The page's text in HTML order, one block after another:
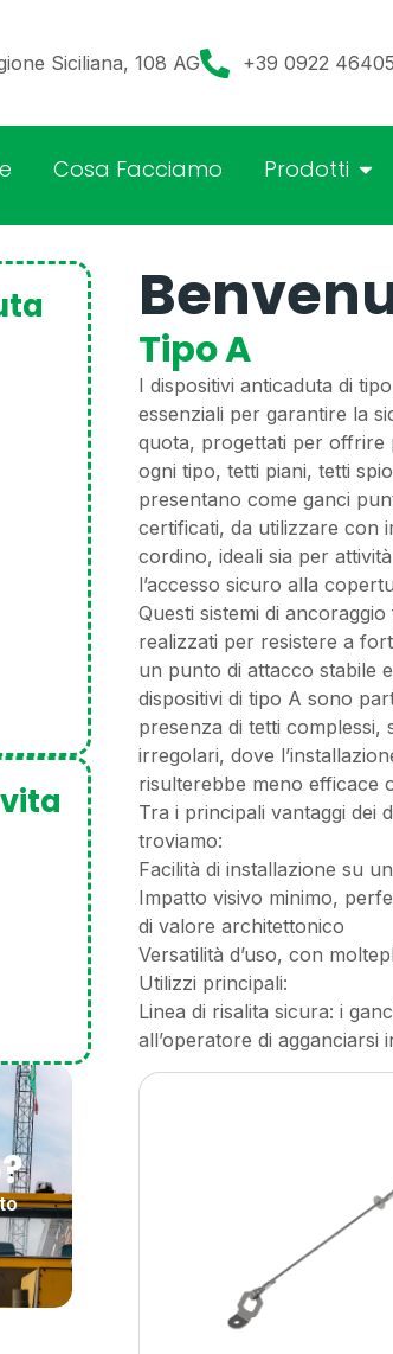
Siciliana, 108 AG +39 0922
Cosa Facciamo Prodotti
Tipo A
I dispositivi anticaduta di
essenziali per garantire la
quota, progettati per
ogni tipo, tetti piani, tetti
presentano come ganci
certificati, da utilizzare con
cordino, ideali sia per
l’accesso sicuro alla
Questi sistemi di
realizzati per resistere a
un punto di attacco stabile
dispositivi di tipo A sono
presenza di tetti complessi,
irregolari, dove
risulterebbe meno efficace
Tra i principali vantaggi dei
troviamo:
Facilità di installazione su
Impatto visivo minimo,
di valore architettonico
Versatilità d’uso, con
Utilizzi principali:
Linea di risalita sicura: i
all’operatore di agganciarsi